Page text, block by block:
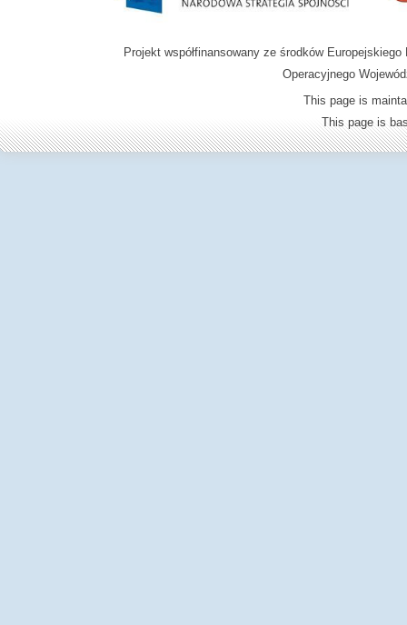
Projekt współfinansowany ze środków
Operacyjnego
This page is
This page is